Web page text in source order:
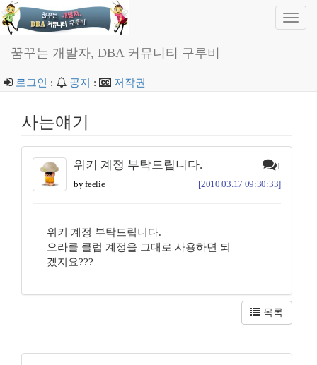
꿈꾸는 개발자, DBA 커뮤니티 구루비
로그인 : 공지 : 저작권
사는얘기
위키 계정 부탁드립니다. 1
by feelie [2010.03.17 09:30:33]
위키 계정 부탁드립니다.
오라클 클럽 계정을 그대로 사용하면 되
겠지요???
목록